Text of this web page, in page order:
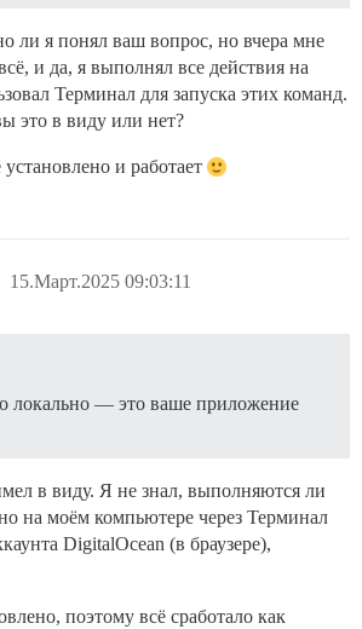
ли я понял ваш вопрос, но вчера мне
и да, я выполнял все действия на
Терминал для запуска этих команд.
это в виду или нет?
и работает
15.Март.2025 09:03:11
локально — это ваше приложение
в виду. Я не знал, выполняются ли
на моём компьютере через Терминал
DigitalOcean (в браузере),
поэтому всё сработало как